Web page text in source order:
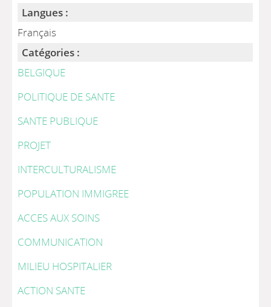
Langues :
Français
Catégories :
BELGIQUE
POLITIQUE DE SANTE
SANTE PUBLIQUE
PROJET
INTERCULTURALISME
POPULATION IMMIGREE
ACCES AUX SOINS
COMMUNICATION
MILIEU HOSPITALIER
ACTION SANTE